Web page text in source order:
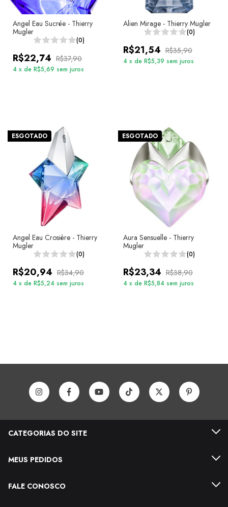
Angel Eau Sucrée - Thierry
Mugler
(0)
R$22,74 R$37,90
4 x de R$5,69 sem juros
Alien Mirage - Thierry Mugler
(0)
R$21,54 R$35,90
4 x de R$5,39 sem juros
ESGOTADO
Angel Eau Crosière - Thierry
Mugler
(0)
R$20,94 R$34,90
4 x de R$5,24 sem juros
ESGOTADO
Aura Sensuelle - Thierry
Mugler
(0)
R$23,34 R$38,90
4 x de R$5,84 sem juros
CATEGORIAS DO SITE
MEUS PEDIDOS
FALE CONOSCO